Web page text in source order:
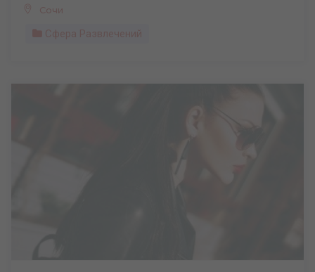
Сочи
Сфера Развлечений